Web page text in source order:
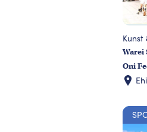
Kunst
Warei
Oni